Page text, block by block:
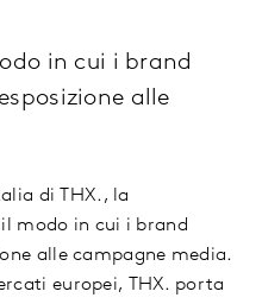
in cui i brand
alle
di THX., la
modo in cui i brand
alle campagne media.
europei, THX. porta